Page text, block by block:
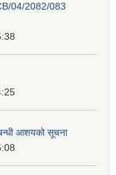
04/2082/083
आशयको सूचना